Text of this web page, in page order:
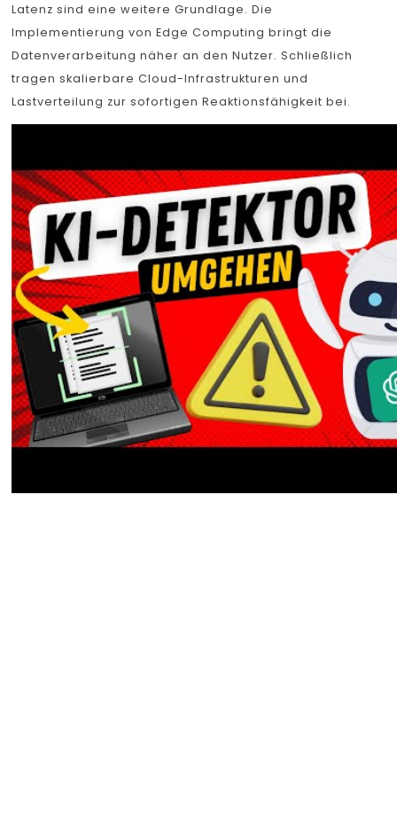
Latenz sind eine weitere Grundlage. Die
Implementierung von Edge Computing bringt die
Datenverarbeitung näher an den Nutzer. Schließlich
tragen skalierbare Cloud-Infrastrukturen und
Lastverteilung zur sofortigen Reaktionsfähigkeit bei.